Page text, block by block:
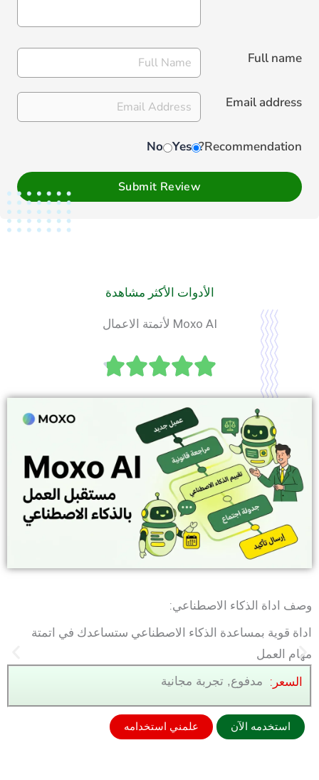
Full name
Email address
Recommendation?
Yes
No
Submit Review
الأدوات الأكثر مشاهدة
Moxo AI لأتمتة الاعمال
اداة الذكاء الاصطناعي:
قوية بمساعدة الذكاء الاصطناعي ستساعدك في اتمتة
العمل
السعر: مدفوع, تجربة مجانية
استخدمه الآن علمني استخدامه